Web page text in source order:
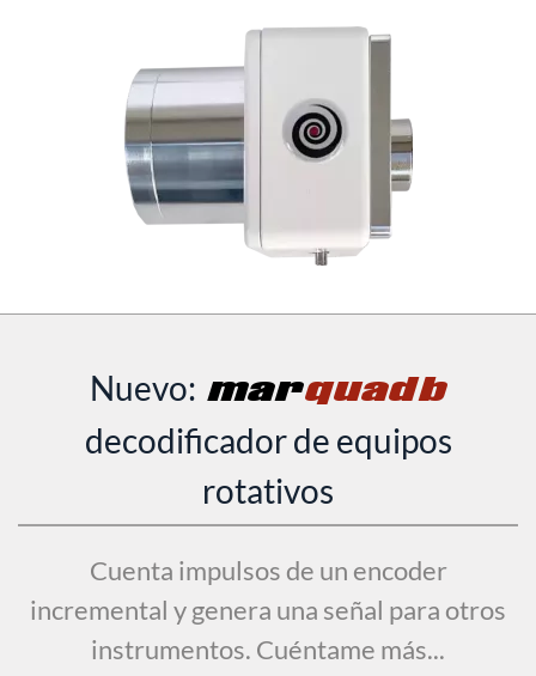
Nuevo: marquadb
decodificador de equipos
rotativos
Cuenta impulsos de un encoder
incremental y genera una señal para otros
instrumentos. Cuéntame más...